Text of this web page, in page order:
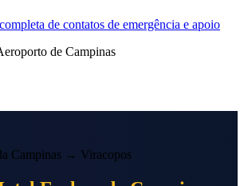
de contatos de emergência e apoio
de Campinas
Campinas → Viracopos